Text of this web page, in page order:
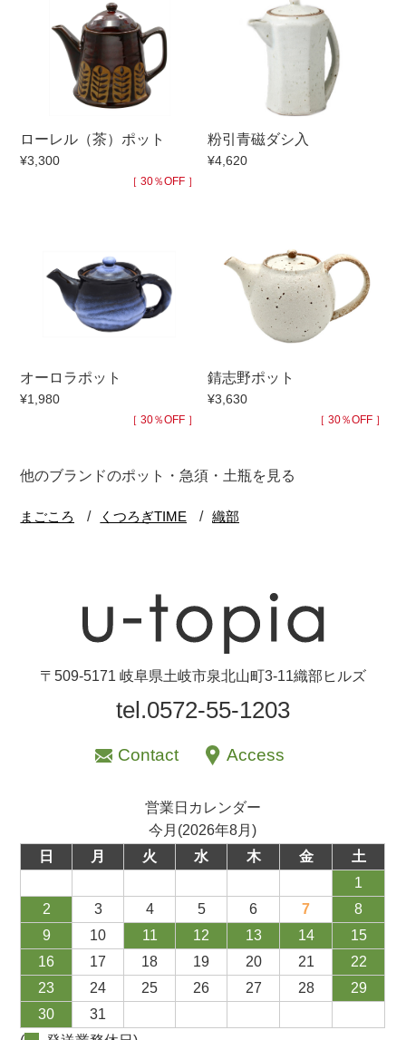
ローレル（茶）ポット
¥3,300
［ 30％OFF ］
粉引青磁ダシ入
¥4,620
オーロラポット
¥1,980
［ 30％OFF ］
錆志野ポット
¥3,630
［ 30％OFF ］
他のブランドのポット・急須・土瓶を見る
〒509-5171 岐阜県土岐市泉北山町3-11織部ヒルズ
tel.0572-55-1203
Contact Access
営業日カレンダー
今月(2026年8月)
日
月 火 水 木 金
土
1
2
3 4 5 6 7
8
9
10 11 12 13 14
15
16
17 18 19 20 21
22
23
24 25 26 27 28
29
30
31